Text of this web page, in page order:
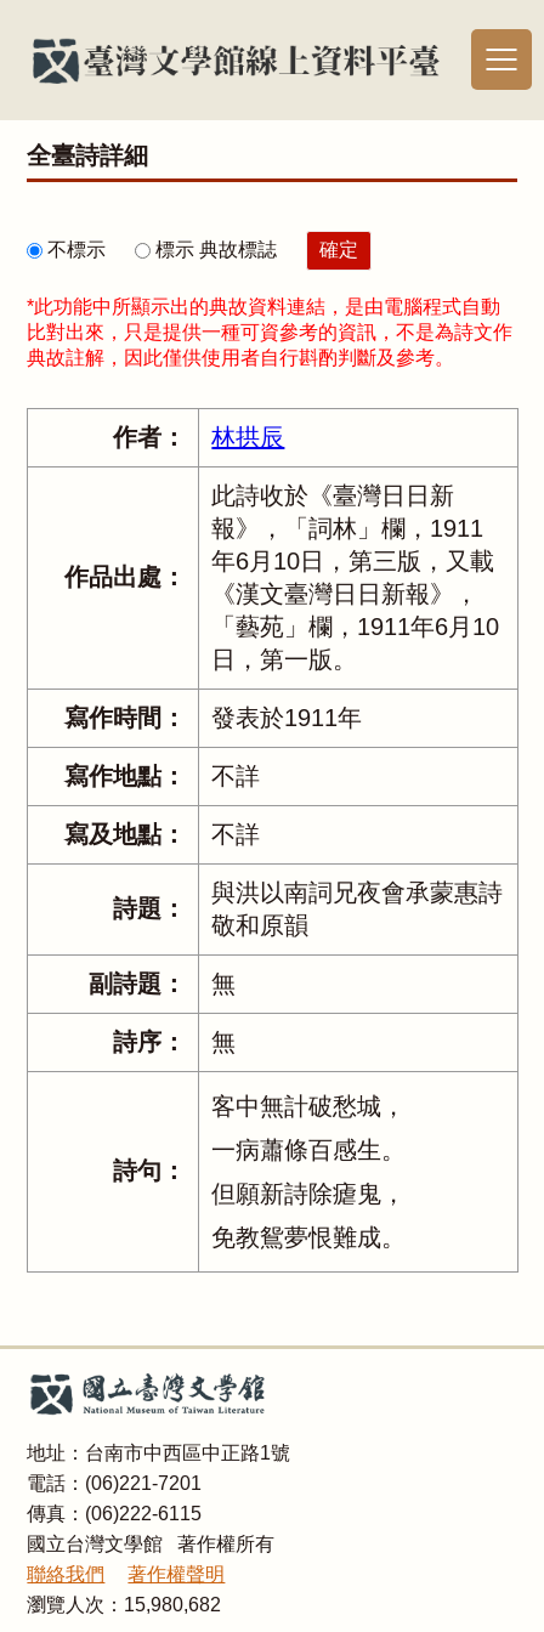
全臺詩詳細
不標示 標示 典故標誌
*此功能中所顯示出的典故資料連結，是由電腦程式自動
比對出來，只是提供一種可資參考的資訊，不是為詩文作
典故註解，因此僅供使用者自行斟酌判斷及參考。
作者： 林拱辰
作品出處：
此詩收於《臺灣日日新
報》，「詞林」欄，1911
年6月10日，第三版，又載
《漢文臺灣日日新報》，
「藝苑」欄，1911年6月10
日，第一版。
寫作時間： 發表於1911年
寫作地點： 不詳
寫及地點： 不詳
詩題：
與洪以南詞兄夜會承蒙惠詩
敬和原韻
副詩題： 無
詩序： 無
詩句：
客中無計破愁城，
一病蕭條百感生。
但願新詩除瘧鬼，
免教鴛夢恨難成。
地址：台南市中西區中正路1號
電話：(06)221-7201
傳真：(06)222-6115
國立台灣文學館 著作權所有
聯絡我們
著作權聲明
瀏覽人次： 15,980,682